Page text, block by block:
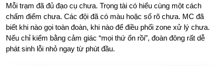
Mỗi trạm đã đủ đạo cụ chưa. Trọng tài có hiểu cùng một cách
chấm điểm chưa. Các đội đã có màu hoặc số rõ chưa. MC đã
biết khi nào gọi toàn đoàn, khi nào để điều phối zone xử lý chưa.
Nếu chỉ kiểm bằng cảm giác “mọi thứ ổn rồi”, đoàn đông rất dễ
phát sinh lỗi nhỏ ngay từ phút đầu.